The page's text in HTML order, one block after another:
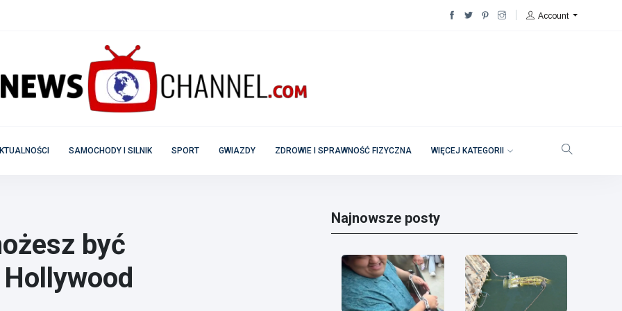
Account
SAMOCHODY I SILNIK SPORT GWIAZDY ZDROWIE I SPRAWNOŚĆ FIZYCZNA WIĘCEJ KATEGORII
być
Najnowsze posty